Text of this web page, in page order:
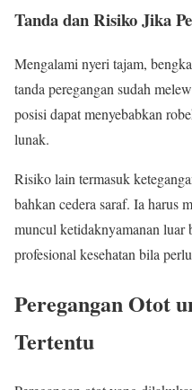
Tanda dan Risiko Jika
Mengalami nyeri tajam,
tanda peregangan sudah
posisi dapat menyebabkan
lunak.
Risiko lain termasuk
bahkan cedera saraf. Ia harus
muncul ketidaknyamanan luar
profesional kesehatan bila
Peregangan Otot
Tertentu